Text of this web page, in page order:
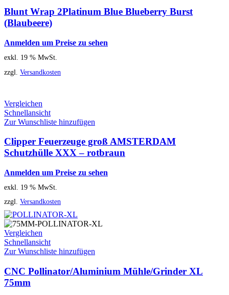
Blunt Wrap 2Platinum Blue Blueberry Burst
(Blaubeere)
Anmelden um Preise zu sehen
exkl. 19 % MwSt.
zzgl. Versandkosten
Vergleichen
Schnellansicht
Zur Wunschliste hinzufügen
Clipper Feuerzeuge groß AMSTERDAM
Schutzhülle XXX – rotbraun
Anmelden um Preise zu sehen
exkl. 19 % MwSt.
zzgl. Versandkosten
Vergleichen
Schnellansicht
Zur Wunschliste hinzufügen
CNC Pollinator/Aluminium Mühle/Grinder XL
75mm